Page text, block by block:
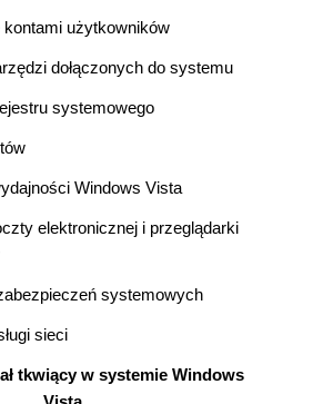
użytkowników
dołączonych do systemu
systemowego
Windows Vista
elektronicznej i przeglądarki
systemowych
sieci
tkwiący w systemie Windows